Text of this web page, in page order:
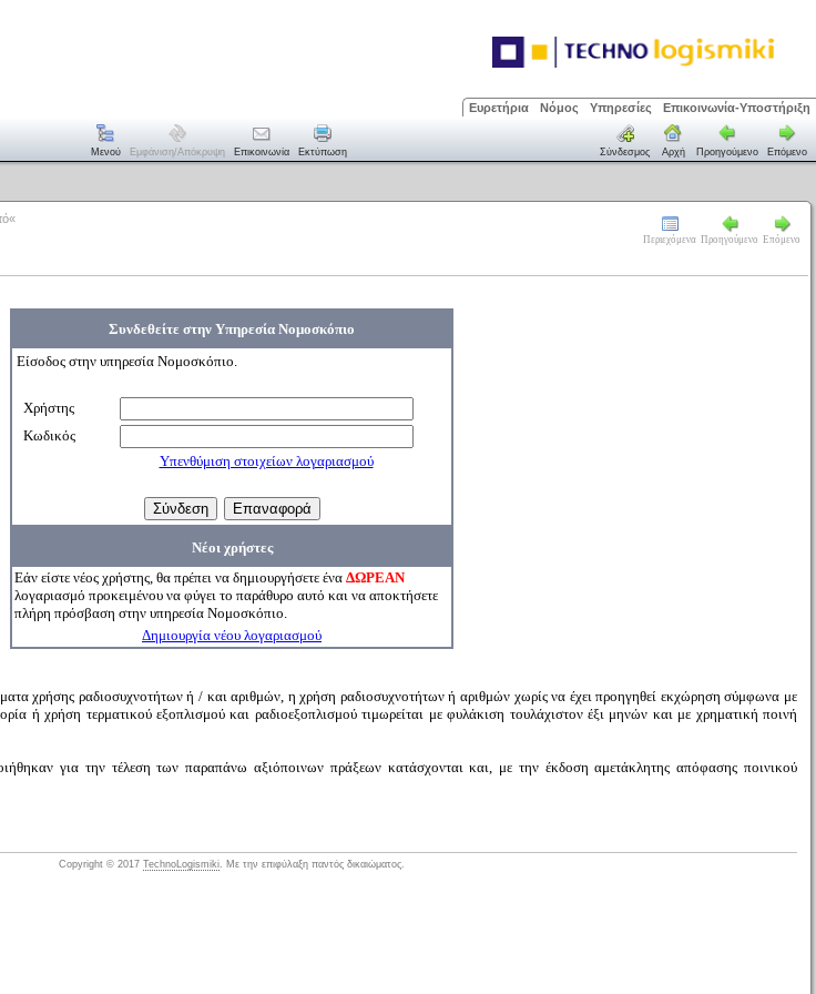
Ευρετήρια Νόμος Υπηρεσίες Επικοινωνία-Υποστήριξη
Μενού Εμφάνιση/απόκρυψη Επικοινωνία Εκτύπωση Σύνδεσμος Αρχή Προηγούμενο Επόμενο